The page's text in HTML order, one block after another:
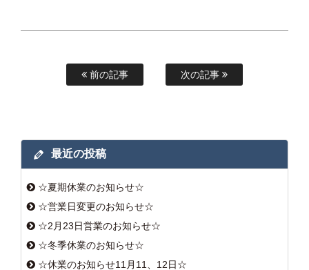
前の記事 次の記事
最近の投稿
☆夏期休業のお知らせ☆
☆営業日変更のお知らせ☆
☆2月23日営業のお知らせ☆
☆冬季休業のお知らせ☆
☆休業のお知らせ11月11、12日☆